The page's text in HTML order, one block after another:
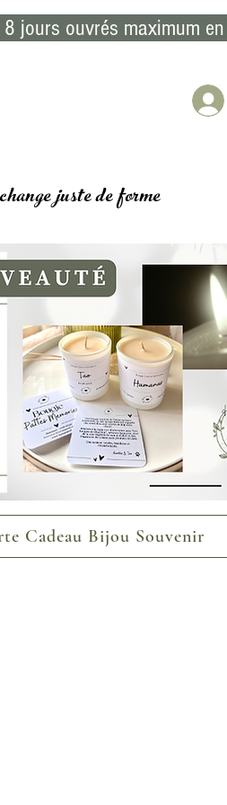
8 jours ouvrés maximum
changejuste de forme
Cadeau Bijou Souvenir